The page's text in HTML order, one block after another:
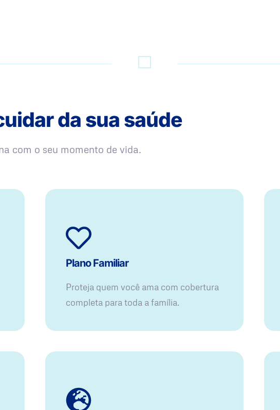
da sua saúde
com o seu momento de vida.
Plano Familiar
Proteja quem você ama com cobertura
completa para toda a família.